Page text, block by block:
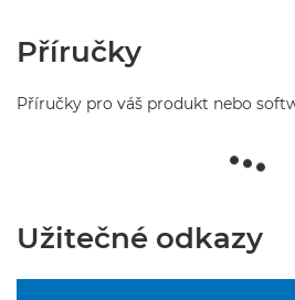
Příručky
Příručky pro váš produkt nebo
Užitečné odkazy